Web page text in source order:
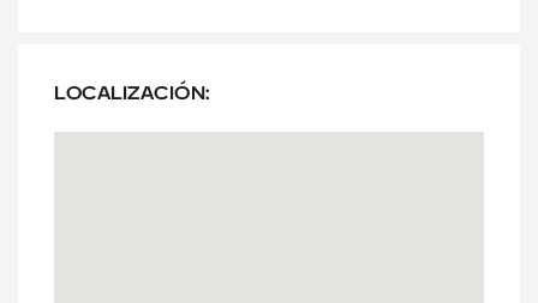
LOCALIZACIÓN: